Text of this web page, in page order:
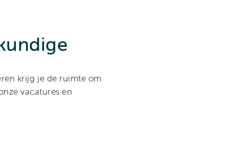
krijg je de ruimte om
vacatures en